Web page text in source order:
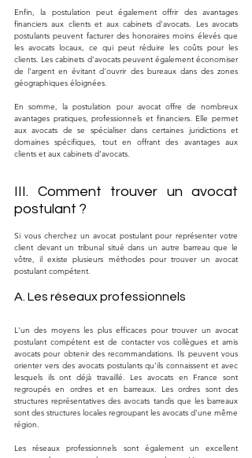
Enfin, la postulation peut également offrir des avantages
financiers aux clients et aux cabinets d'avocats. Les avocats
postulants peuvent facturer des honoraires moins élevés que
les avocats locaux, ce qui peut réduire les coûts pour les
clients. Les cabinets d'avocats peuvent également économiser
de l'argent en évitant d'ouvrir des bureaux dans des zones
géographiques éloignées.
En somme, la postulation pour avocat offre de nombreux
avantages pratiques, professionnels et financiers. Elle permet
aux avocats de se spécialiser dans certaines juridictions et
domaines spécifiques, tout en offrant des avantages aux
clients et aux cabinets d'avocats.
III. Comment trouver un avocat
postulant ?
Si vous cherchez un avocat postulant pour représenter votre
client devant un tribunal situé dans un autre barreau que le
vôtre, il existe plusieurs méthodes pour trouver un avocat
postulant compétent.
A. Les réseaux professionnels
L'un des moyens les plus efficaces pour trouver un avocat
postulant compétent est de contacter vos collègues et amis
avocats pour obtenir des recommandations. Ils peuvent vous
orienter vers des avocats postulants qu'ils connaissent et avec
lesquels ils ont déjà travaillé. Les avocats en France sont
regroupés en ordres et en barreaux. Les ordres sont des
structures représentatives des avocats tandis que les barreaux
sont des structures locales regroupant les avocats d'une même
région.
Les réseaux professionnels sont également un excellent